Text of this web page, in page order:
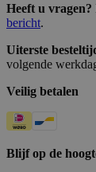
Heeft u vragen?
bericht.
Uiterste
volgende
Veilig betalen
Blijf op de